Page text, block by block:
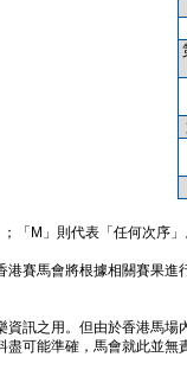
「M」則代表「任何次序
港賽馬會將根據相關賽果進
訊之用。但由於香港馬
可能準確，馬會就此並